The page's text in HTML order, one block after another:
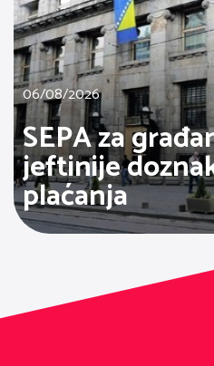
06/08/2026
SEPA za
jeftinije
plaćanja